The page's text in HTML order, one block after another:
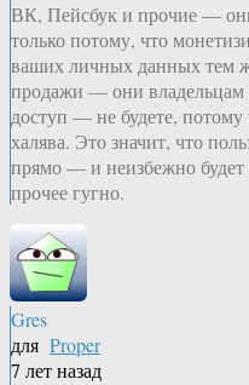
ВК, Пейсбук и прочие —
только потому, что
ваших личных данных тем
продажи — они
доступ — не будете, потому
халява. Это значит, что
прямо — и неизбежно будет
прочее гугно.
Gres
для Proper
7 лет назад